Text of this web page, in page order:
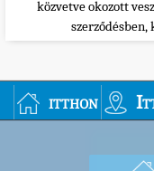
közvetve okozott
itthon